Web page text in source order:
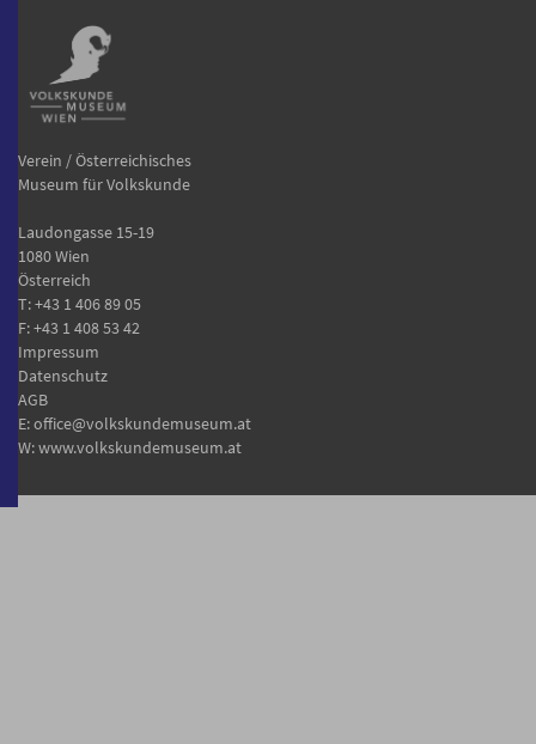
Verein / Österreichisches
Museum für Volkskunde
Laudongasse 15-19
1080 Wien
Österreich
T:+43 1 406 89 05
F: +43 1 408 53 42
Impressum
Datenschutz
AGB
E:office@volkskundemuseum.at
W:www.volkskundemuseum.at